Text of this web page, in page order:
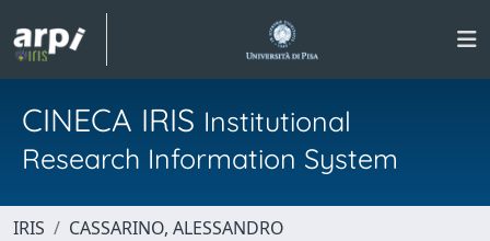
CINECA IRIS Institutional
Research Information System
IRIS
CASSARINO, ALESSANDRO